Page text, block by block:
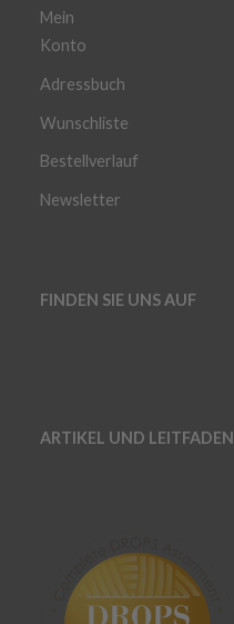
Mein
Konto
Adressbuch
Wunschliste
Bestellverlauf
Newsletter
FINDEN SIE UNS AUF
ARTIKEL UND LEITFADEN